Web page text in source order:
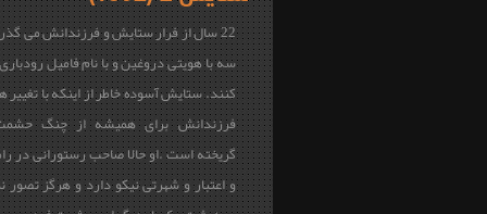
22 سال از فرار ستایش و فرزندانش می
سه با هویتی دروغین و با نام فامیل
کنند. ستایش آسوده خاطر از اینکه با
فرزندانش برای همیشه از چنگ
گریخته است .او حالا صاحب رستورانی در
و اعتبار و شهرتی نیکو دارد و هرگز تصور